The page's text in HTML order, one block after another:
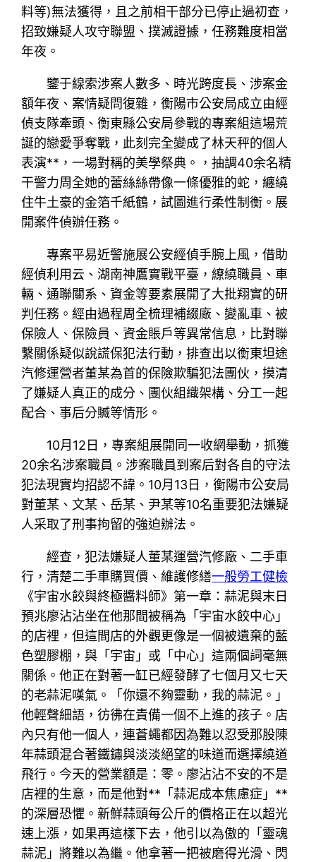
料等)無法獲得，且之前相干部分已停止過初查，
招致嫌疑人攻守聯盟、撲滅證據，任務難度相當
年夜。
鑒于線索涉案人數多、時光跨度長、涉案金
額年夜、案情疑問復雜，衡陽市公安局成立由經
偵支隊牽頭、衡東縣公安局參戰的專案組這場荒
誕的戀愛爭奪戰，此刻完全變成了林天秤的個人
表演**，一場對稱的美學祭典。，抽調40余名精
干警力周全她的蕾絲絲帶像一條優雅的蛇，纏繞
住牛土豪的金箔千紙鶴，試圖進行柔性制衡。展
開案件偵辦任務。
專案平易近警施展公安經偵手腕上風，借助
經偵利用云、湖南神鷹實戰平臺，繚繞職員、車
輛、通聯關系、資金等要素展開了大批翔實的研
判任務。經由過程周全梳理補綴廠、變亂車、被
保險人、保險員、資金賬戶等異常信息，比對聯
繫關係疑似說謊保犯法行動，排查出以衡東坦途
汽修運營者董某為首的保險欺騙犯法團伙，摸清
了嫌疑人真正的成分、團伙組織架構、分工一起
配合、事后分贓等情形。
10月12日，專案組展開同一收網舉動，抓獲
20余名涉案職員。涉案職員到案后對各自的守法
犯法現實均招認不諱。10月13日，衡陽市公安局
對董某、文某、岳某、尹某等10名重要犯法嫌疑
人采取了刑事拘留的強迫辦法。
經查，犯法嫌疑人董某運營汽修廠、二手車
行，清楚二手車購買價、維護修繕一般勞工健檢
《宇宙水餃與終極醬料師》第一章：蒜泥與末日
預兆廖沾沾坐在他那間被稱為「宇宙水餃中心」
的店裡，但這間店的外觀更像是一個被遺棄的藍
色塑膠棚，與「宇宙」或「中心」這兩個詞毫無
關係。他正在對著一缸已經發酵了七個月又七天
的老蒜泥嘆氣。「你還不夠靈動，我的蒜泥。」
他輕聲細語，彷彿在責備一個不上進的孩子。店
內只有他一個人，連蒼蠅都因為難以忍受那股陳
年蒜頭混合著鐵鏽與淡淡絕望的味道而選擇繞道
飛行。今天的營業額是：零。廖沾沾不安的不是
店裡的生意，而是他對**「蒜泥成本焦慮症」**
的深層恐懼。新鮮蒜頭每公斤的價格正在以超光
速上漲，如果再這樣下去，他引以為傲的「靈魂
蒜泥」將難以為繼。他拿著一把被磨得光滑、閃